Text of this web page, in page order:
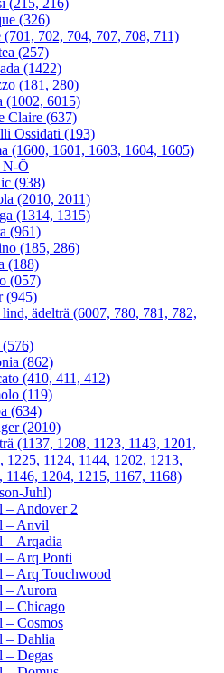
(215, 216)
(326)
(701, 702, 704, 707, 708, 711)
(257)
(1422)
(181, 280)
(1002, 6015)
Claire (637)
Ossidati (193)
(1600, 1601, 1603, 1604, 1605)
N-Ö
(938)
(2010, 2011)
(1314, 1315)
(961)
(185, 286)
(188)
(057)
(945)
ädelträ (6007, 780, 781, 782,
(576)
(862)
(410, 411, 412)
(119)
(634)
(2010)
(1137, 1208, 1123, 1143, 1201,
1225, 1124, 1144, 1202, 1213,
1146, 1204, 1215, 1167, 1168)
Juhl)
– Andover 2
– Anvil
– Arqadia
– Arq Ponti
– Arq Touchwood
– Aurora
– Chicago
– Cosmos
– Dahlia
– Degas